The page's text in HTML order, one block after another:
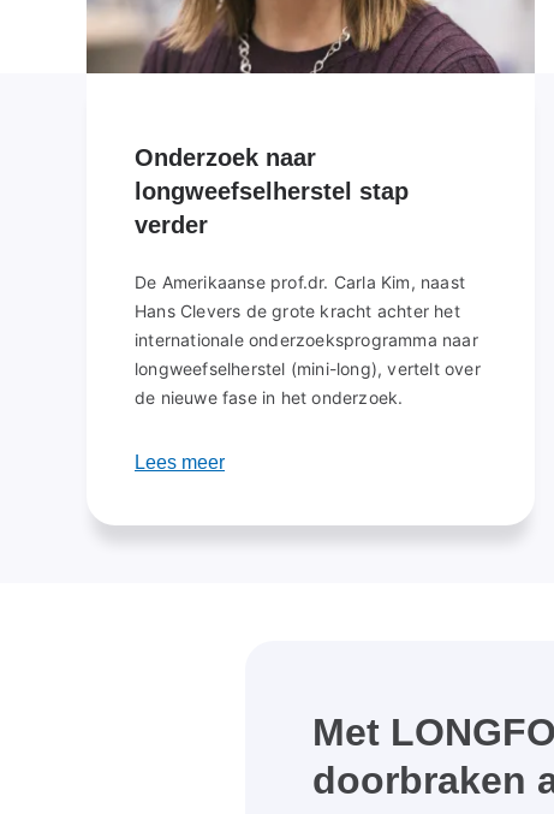
Onderzoek naar
longweefselherstel stap
verder
De Amerikaanse prof.dr. Carla Kim, naast
Hans Clevers de grote kracht achter het
internationale onderzoeksprogramma naar
longweefselherstel (mini-long), vertelt over
de nieuwe fase in het onderzoek.
Lees meer
Met
doorbraken